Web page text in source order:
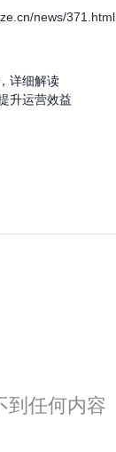
news/371.html
详细解读
升运营效益
到任何内容